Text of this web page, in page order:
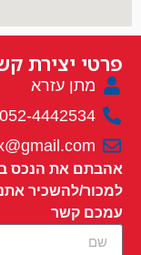
פרטי יצירת
מתן עזרא
052-4442534
למכור/להשכיר
עמכם קשר